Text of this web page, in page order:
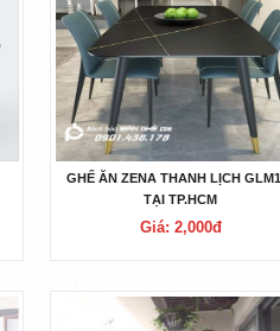
GHẾ ĂN ZENA THANH LỊCH
TẠI TP.HCM
Giá: 2,000đ